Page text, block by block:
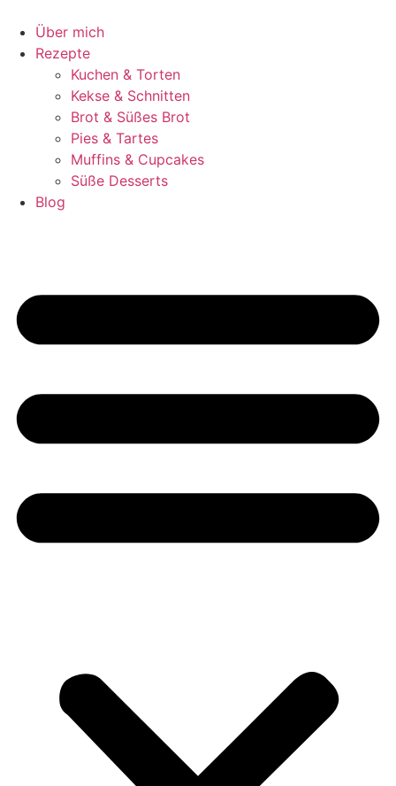
Inhalt
springen
Über mich
Rezepte
Kuchen & Torten
Kekse & Schnitten
Brot & Süßes Brot
Pies & Tartes
Muffins & Cupcakes
Süße Desserts
Blog